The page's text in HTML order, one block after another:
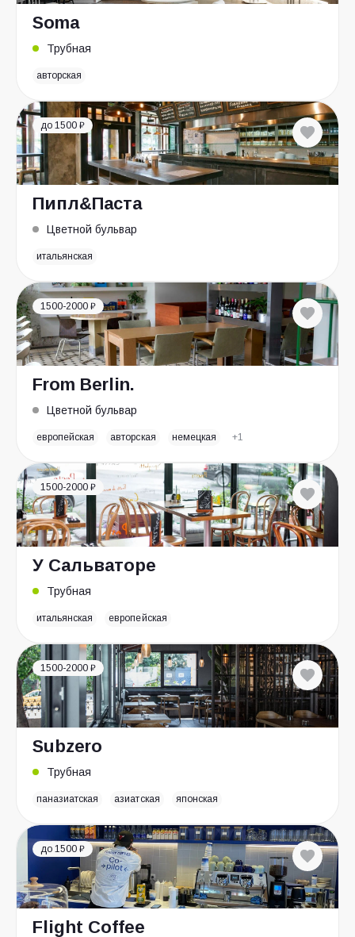
Soma
Трубная
авторская
до 1500 ₽
Пипл&Паста
Цветной бульвар
итальянская
1500-2000 ₽
From Berlin.
Цветной бульвар
европейская авторская немецкая +1
1500-2000 ₽
У Сальваторе
Трубная
итальянская европейская
1500-2000 ₽
Subzero
Трубная
паназиатская азиатская японская
до 1500 ₽
Flight Coffee